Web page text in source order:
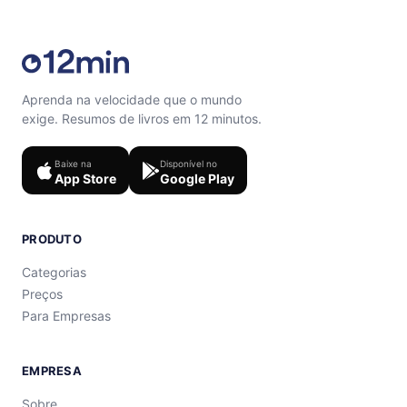
Aprenda na velocidade que o mundo
exige. Resumos de livros em 12 minutos.
Baixe na
App Store
Disponível no
Google Play
PRODUTO
Categorias
Preços
Para Empresas
EMPRESA
Sobre